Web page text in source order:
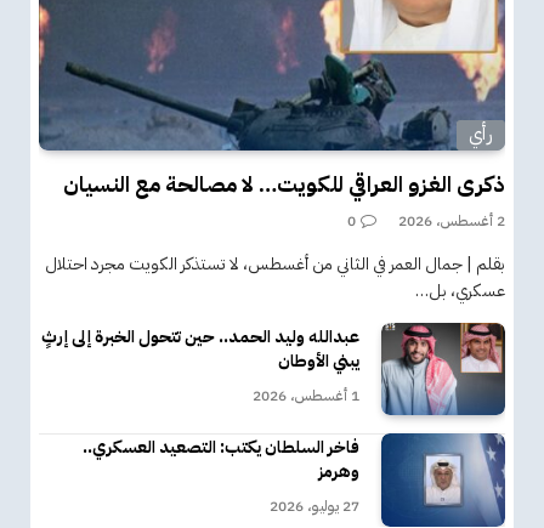
رأي
ذكرى الغزو العراقي للكويت… لا مصالحة مع النسيان
2 أغسطس، 2026 0
بقلم | جمال العمر في الثاني من أغسطس، لا تستذكر الكويت مجرد احتلال
عسكري، بل…
عبدالله وليد الحمد.. حين تتحول الخبرة إلى إرثٍ
يبني الأوطان
1 أغسطس، 2026
فاخر السلطان يكتب: التصعيد العسكري..
وهرمز
27 يوليو، 2026